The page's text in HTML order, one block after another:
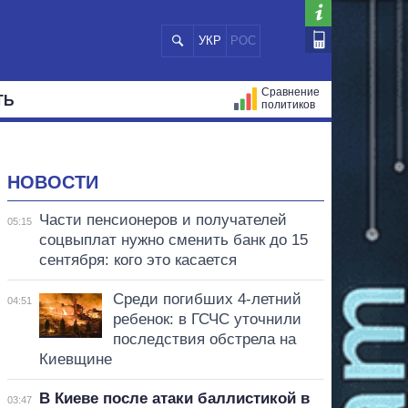
УКР РОС
Сравнение
политиков
НОВОСТИ
05:15
Части пенсионеров и получателей
соцвыплат нужно сменить банк до 15
сентября: кого это касается
04:51
Среди погибших 4-летний
ребенок: в ГСЧС уточнили
последствия обстрела на
Киевщине
03:47
В Киеве после атаки баллистикой в